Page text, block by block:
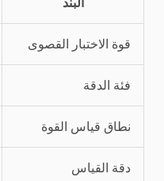
البند
قوة الاختبار القصوى
فئة الدقة
نطاق قياس القوة
دقة القياس